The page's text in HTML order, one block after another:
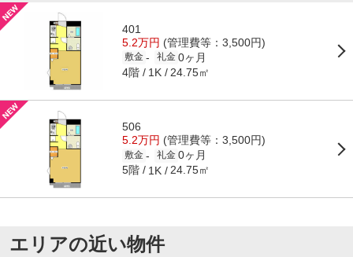
401
5.2万円 (管理費等：3,500円)
敷金 - 礼金 0ヶ月
4階 1K 24.75㎡
506
5.2万円 (管理費等：3,500円)
敷金 - 礼金 0ヶ月
5階 1K 24.75㎡
エリアの近い物件